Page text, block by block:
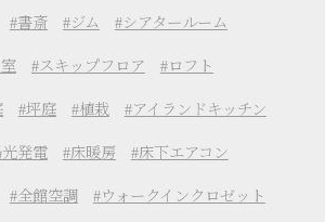
書斎 ジム シアタールーム
スキップフロア ロフト
坪庭 植栽 アイランドキッチン
発電 床暖房 床下エアコン
全館空調 ウォークインクロゼット